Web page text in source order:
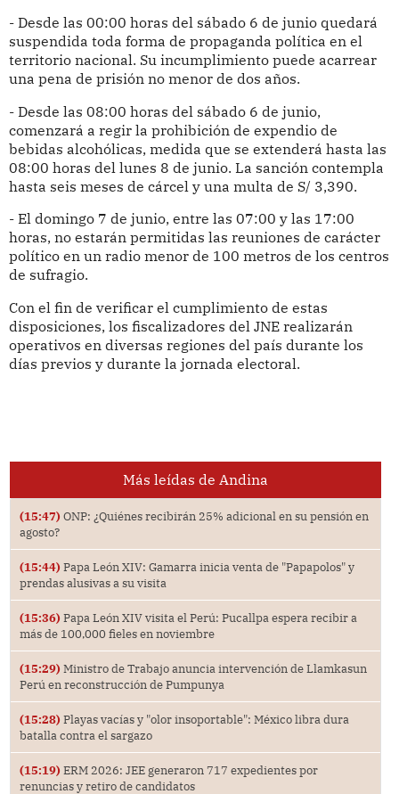
- Desde las 00:00 horas del sábado 6 de junio quedará
suspendida toda forma de propaganda política en el
territorio nacional. Su incumplimiento puede acarrear
una pena de prisión no menor de dos años.
- Desde las 08:00 horas del sábado 6 de junio,
comenzará a regir la prohibición de expendio de
bebidas alcohólicas, medida que se extenderá hasta las
08:00 horas del lunes 8 de junio. La sanción contempla
hasta seis meses de cárcel y una multa de S/ 3,390.
- El domingo 7 de junio, entre las 07:00 y las 17:00
horas, no estarán permitidas las reuniones de carácter
político en un radio menor de 100 metros de los centros
de sufragio.
Con el fin de verificar el cumplimiento de estas
disposiciones, los fiscalizadores del JNE realizarán
operativos en diversas regiones del país durante los
días previos y durante la jornada electoral.
Más leídas de Andina
(15:47) ONP: ¿Quiénes recibirán 25% adicional en su pensión en
agosto?
(15:44) Papa León XIV: Gamarra inicia venta de "Papapolos" y
prendas alusivas a su visita
(15:36) Papa León XIV visita el Perú: Pucallpa espera recibir a
más de 100,000 fieles en noviembre
(15:29) Ministro de Trabajo anuncia intervención de Llamkasun
Perú en reconstrucción de Pumpunya
(15:28) Playas vacías y "olor insoportable": México libra dura
batalla contra el sargazo
(15:19) ERM 2026: JEE generaron 717 expedientes por
renuncias y retiro de candidatos